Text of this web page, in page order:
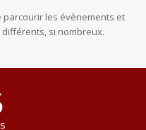
parcourir les évènements et
si nombreux.